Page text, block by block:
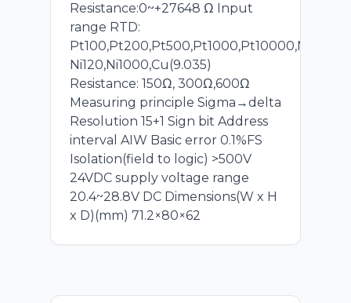
Resistance:0~+27648 Ω Input
range RTD:
Pt100,Pt200,Pt500,Pt1000,Pt10000,Ni100
Ni120,Ni1000,Cu(9.035)
Resistance: 150Ω, 300Ω,600Ω
Measuring principle Sigma→delta
Resolution 15+1 Sign bit Address
interval AIW Basic error 0.1%FS
Isolation(field to logic) >500V
24VDC supply voltage range
20.4~28.8V DC Dimensions(W x H
x D)(mm) 71.2×80×62